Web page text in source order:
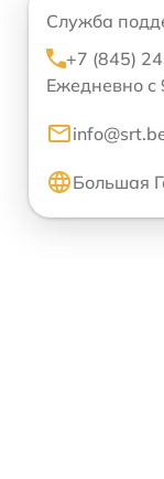
Служба
+7 (845)
Ежедневно с
Большая